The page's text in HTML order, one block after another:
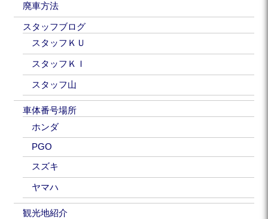
廃車方法
スタッフブログ
スタッフＫＵ
スタッフＫＩ
スタッフ山
車体番号場所
ホンダ
PGO
スズキ
ヤマハ
観光地紹介